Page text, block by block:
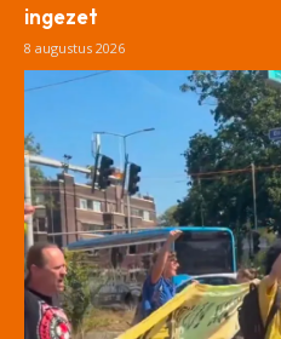
ingezet
8 augustus 2026